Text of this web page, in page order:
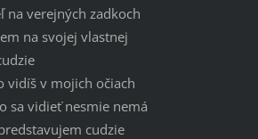
na verejných zadkoch
na svojej vlastnej
vidíš v mojich očiach
sa vidieť nesmie nemá
cudzie